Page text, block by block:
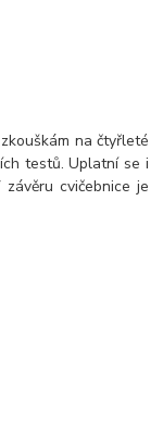
na čtyřleté
testů. Uplatní se i
cvičebnice je